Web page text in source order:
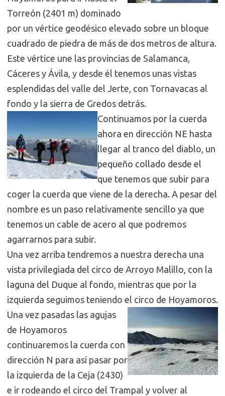
Torreón (2401 m) dominado
por un vértice geodésico elevado sobre un bloque
cuadrado de piedra de más de dos metros de altura.
Este vértice une las provincias de Salamanca,
Cáceres y Ávila, y desde él tenemos unas vistas
esplendidas del valle del Jerte, con Tornavacas al
fondo y la sierra de Gredos detrás.
Continuamos por la cuerda
ahora en dirección NE hasta
llegar al tranco del diablo, un
pequeño collado desde el
que tenemos que subir para
coger la cuerda que viene de la derecha. A pesar del
nombre es un paso relativamente sencillo ya que
tenemos un cable de acero al que podremos
agarrarnos para subir.
Una vez arriba tendremos a nuestra derecha una
vista privilegiada del circo de Arroyo Malillo, con la
laguna del Duque al fondo, mientras que por la
izquierda seguimos teniendo el circo de Hoyamoros.
Una vez pasadas las agujas
de Hoyamoros
continuaremos la cuerda con
dirección N para así pasar por
la izquierda de la Ceja (2430)
e ir rodeando el circo del Trampal y volver al